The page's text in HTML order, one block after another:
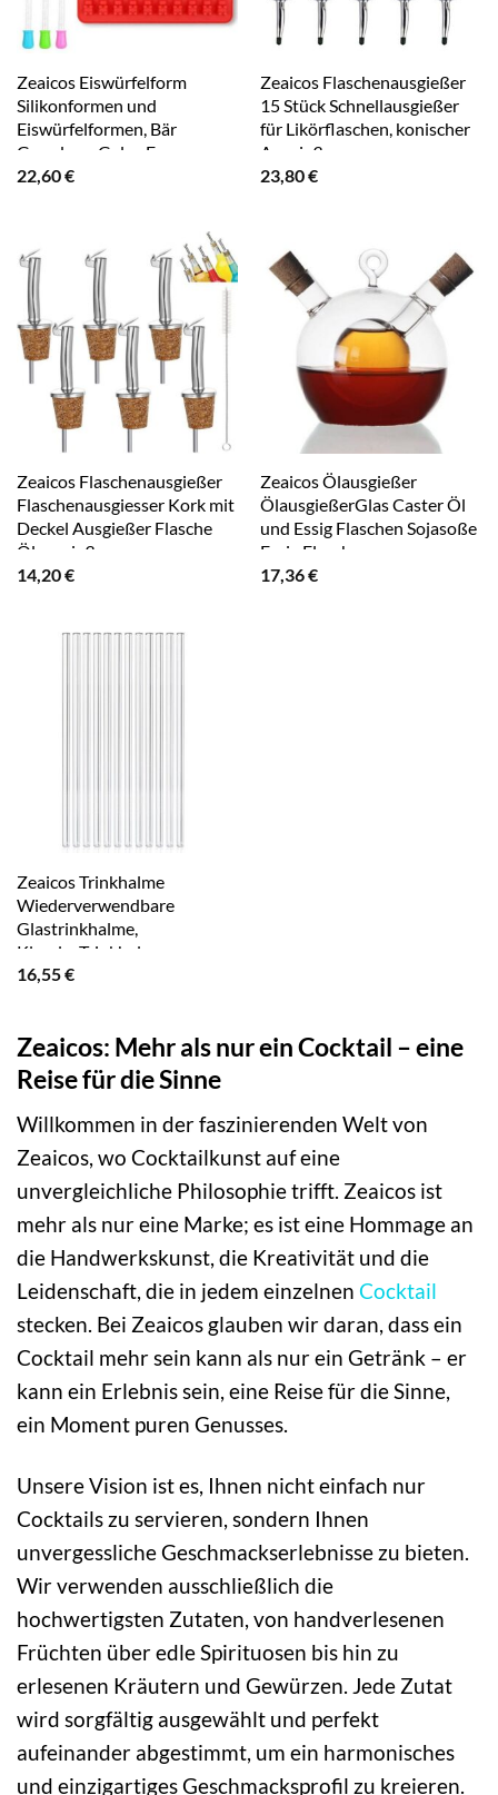
Zeaicos Eiswürfelform
Silikonformen und
Eiswürfelformen, Bär
Gumdrop-Gelee Formen
22,60€
Zeaicos Flaschenausgießer
15 Stück Schnellausgießer
für Likörflaschen, konischer
Ausgießer
23,80€
Zeaicos Flaschenausgießer
Flaschenausgiesser Kork mit
Deckel Ausgießer Flasche
Ölausgießer
14,20€
Zeaicos Ölausgießer
ÖlausgießerGlas Caster Öl
und Essig Flaschen Sojasoße
Essig Flasche
17,36€
Zeaicos Trinkhalme
Wiederverwendbare
Glastrinkhalme,
KlarglasTrinkhalme
16,55€
Zeaicos: Mehr als nur ein Cocktail – eine
Reise für die Sinne
Willkommen in der faszinierenden Welt von
Zeaicos, wo Cocktailkunst auf eine
unvergleichliche Philosophie trifft. Zeaicos ist
mehr als nur eine Marke; es ist eine Hommage an
die Handwerkskunst, die Kreativität und die
Leidenschaft, die in jedem einzelnen Cocktail
stecken. Bei Zeaicos glauben wir daran, dass ein
Cocktail mehr sein kann als nur ein Getränk – er
kann ein Erlebnis sein, eine Reise für die Sinne,
ein Moment puren Genusses.
Unsere Vision ist es, Ihnen nicht einfach nur
Cocktails zu servieren, sondern Ihnen
unvergessliche Geschmackserlebnisse zu bieten.
Wir verwenden ausschließlich die
hochwertigsten Zutaten, von handverlesenen
Früchten über edle Spirituosen bis hin zu
erlesenen Kräutern und Gewürzen. Jede Zutat
wird sorgfältig ausgewählt und perfekt
aufeinander abgestimmt, um ein harmonisches
und einzigartiges Geschmacksprofil zu kreieren.